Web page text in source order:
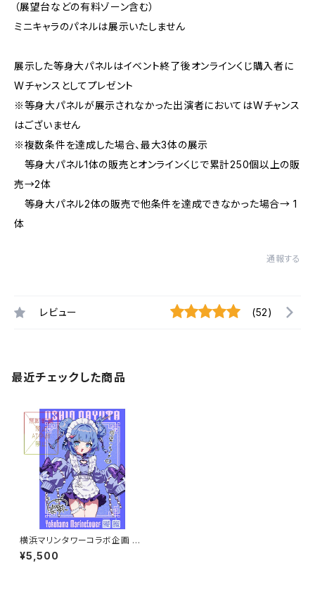
（展望台などの有料ゾーン含む）
ミニキャラのパネルは展示いたしません
展示した等身大パネルはイベント終了後オンラインくじ購入者に
Wチャンスとしてプレゼント
※等身大パネルが展示されなかった出演者においてはWチャンス
はございません
※複数条件を達成した場合、最大3体の展示
等身大パネル1体の販売とオンラインくじで累計250個以上の販
売→2体
等身大パネル2体の販売で他条件を達成できなかった場合→ 1
体
通報する
レビュー (52)
最近チェックした商品
横浜マリンタワーコラボ企画 A5
サイズアクリルボード グループ
A
¥5,500